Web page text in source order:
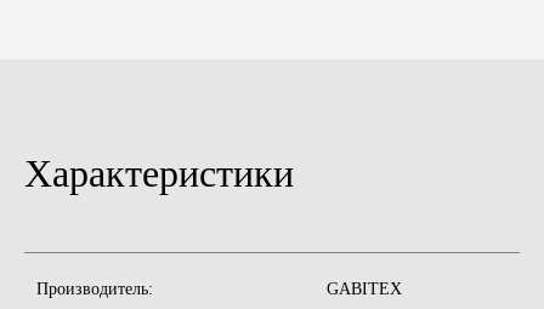
Характеристики
Производитель: GABITEX